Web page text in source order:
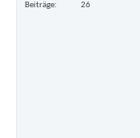
Beiträge
26